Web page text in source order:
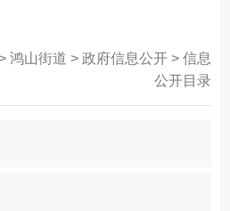
鸿山街道 > 政府信息公开 > 信息
公开目录